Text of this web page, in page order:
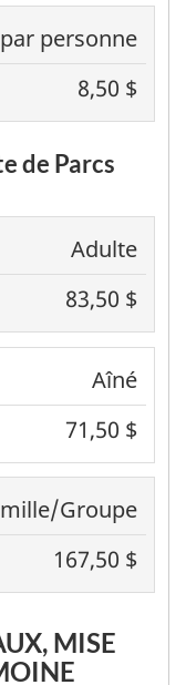
personne
8,50 $
de Parcs
Adulte
83,50 $
Aîné
71,50 $
Groupe
167,50 $
MISE